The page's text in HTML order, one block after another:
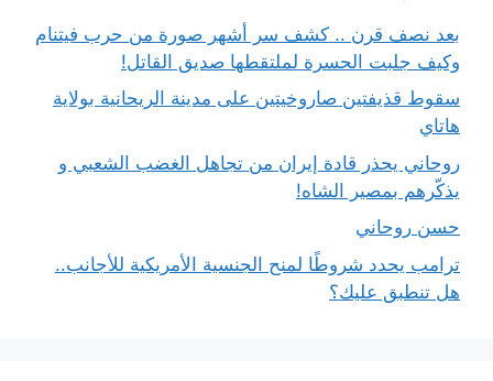
بعد نصف قرن .. كشف سر أشهر صورة من حرب فيتنام
وكيف جلبت الحسرة لملتقطها صديق القاتل!
سقوط قذيفتين صاروخيتين على مدينة الريحانية بولاية
هاتاي
روحاني يحذر قادة إيران من تجاهل الغضب الشعبي و
يذكّرهم بمصير الشاه!
حسن روحاني
ترامب يحدد شروطًا لمنح الجنسية الأمريكية للأجانب..
هل تنطبق عليك؟